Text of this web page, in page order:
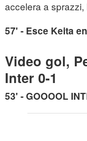
accelera a
57' - Esce Keita
Video gol,
Inter 0-1
53' - GOOOOL